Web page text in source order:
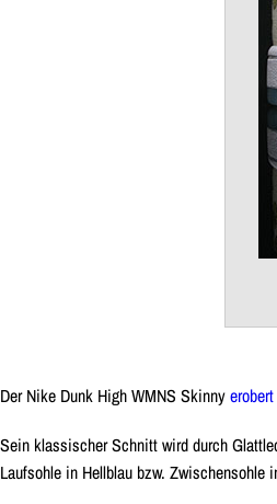
Der Nike Dunk High WMNS Skinny
Sein klassischer Schnitt wird durch
Laufsohle in Hellblau bzw. Zwischensohle